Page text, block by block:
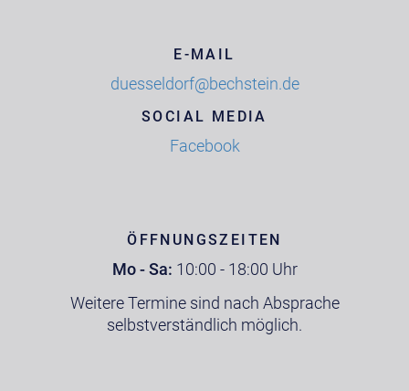
E-MAIL
duesseldorf@bechstein.de
SOCIAL MEDIA
Facebook
ÖFFNUNGSZEITEN
Mo - Sa: 10:00 - 18:00 Uhr
Weitere Termine sind nach Absprache
selbstverständlich möglich.